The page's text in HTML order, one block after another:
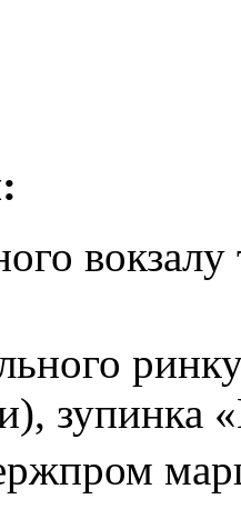
вокзалу
зупинка